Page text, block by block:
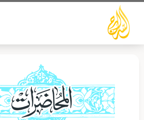
تخطي
المحتوى